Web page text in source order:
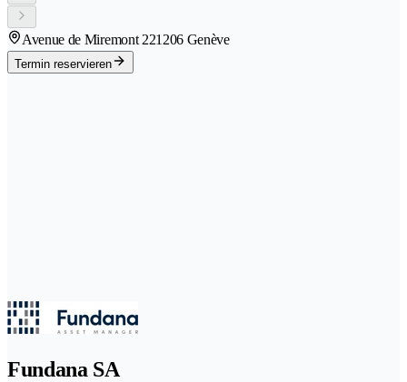
Avenue de Miremont 221206 Genève
Termin reservieren
Fundana SA